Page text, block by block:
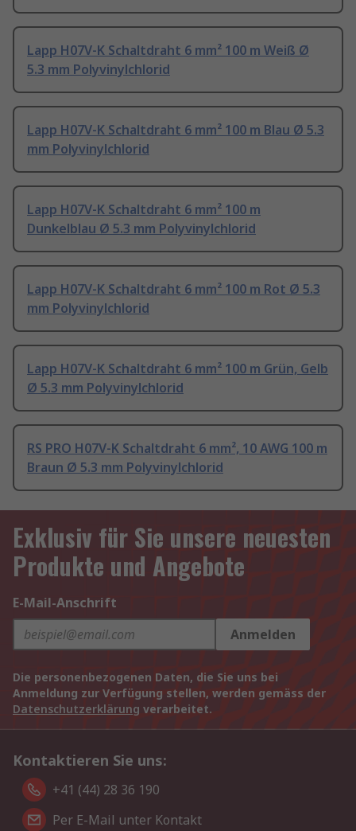
Lapp H07V-K Schaltdraht 6 mm² 100 m Weiß Ø
5.3 mm Polyvinylchlorid
Lapp H07V-K Schaltdraht 6 mm² 100 m Blau Ø 5.3
mm Polyvinylchlorid
Lapp H07V-K Schaltdraht 6 mm² 100 m
Dunkelblau Ø 5.3 mm Polyvinylchlorid
Lapp H07V-K Schaltdraht 6 mm² 100 m Rot Ø 5.3
mm Polyvinylchlorid
Lapp H07V-K Schaltdraht 6 mm² 100 m Grün, Gelb
Ø 5.3 mm Polyvinylchlorid
RS PRO H07V-K Schaltdraht 6 mm², 10 AWG 100 m
Braun Ø 5.3 mm Polyvinylchlorid
Exklusiv für Sie unsere neuesten
Produkte und Angebote
E-Mail-Anschrift
Anmelden
Die personenbezogenen Daten, die Sie uns bei
Anmeldung zur Verfügung stellen, werden gemäss der
Datenschutzerklärung verarbeitet.
Kontaktieren Sie uns:
+41 (44) 28 36 190
Per E-Mail unter Kontakt